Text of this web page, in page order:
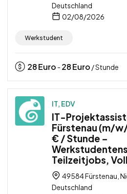
Deutschland
02/08/2026
Werkstudent
28Euro - 28Euro / Stunde
IT, EDV
IT-
Fürstenau (m/
€ / Stunde –
Teilzeitjobs,
49584 Fürstenau,
Deutschland